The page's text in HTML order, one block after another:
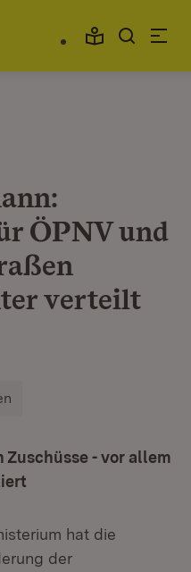
ÖPNV und
verteilt
- vor allem
hat die
der